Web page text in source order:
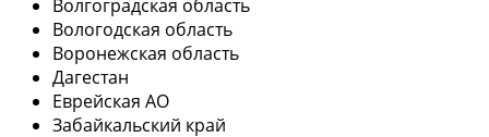
Волгоградская область
Вологодская область
Воронежская область
Дагестан
Еврейская АО
Забайкальский край